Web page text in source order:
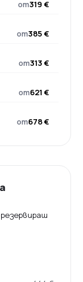
от319 €
от385 €
от313 €
от621 €
от678 €